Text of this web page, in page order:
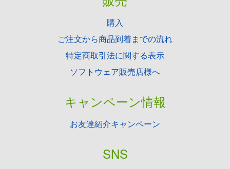
購入
ご注文から商品到着までの流れ
特定商取引法に関する表示
ソフトウェア販売店様へ
キャンペーン情報
お友達紹介キャンペーン
SNS